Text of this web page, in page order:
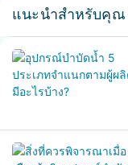
การบำบัดน้ำในเอเชียต
ชาติ: บริการน้ำที่ขับเค
เทคโนโลยีเพื่อการเติ
ครอบคลุม” ได้รวบรว
ชมงานมืออาชีพกว่า
จาก 52 ประเทศและ
แนะนำสำหรับคุณ